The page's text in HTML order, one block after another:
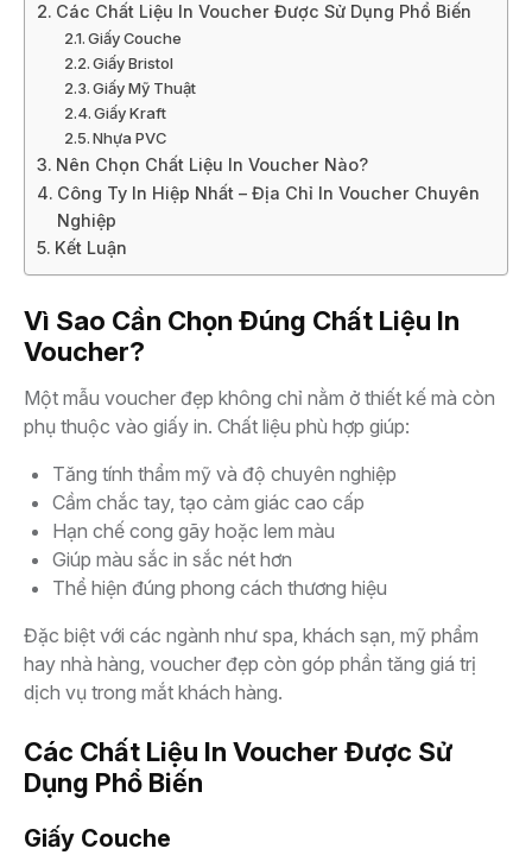
Các Chất Liệu In Voucher Được Sử Dụng Phổ Biến
Giấy Couche
Giấy Bristol
Giấy Mỹ Thuật
Giấy Kraft
Nhựa PVC
Nên Chọn Chất Liệu In Voucher Nào?
Công Ty In Hiệp Nhất – Địa Chỉ In Voucher Chuyên
Nghiệp
Kết Luận
Vì Sao Cần Chọn Đúng Chất Liệu In
Voucher?
Một mẫu voucher đẹp không chỉ nằm ở thiết kế mà còn
phụ thuộc vào giấy in. Chất liệu phù hợp giúp:
Tăng tính thẩm mỹ và độ chuyên nghiệp
Cầm chắc tay, tạo cảm giác cao cấp
Hạn chế cong gãy hoặc lem màu
Giúp màu sắc in sắc nét hơn
Thể hiện đúng phong cách thương hiệu
Đặc biệt với các ngành như spa, khách sạn, mỹ phẩm
hay nhà hàng, voucher đẹp còn góp phần tăng giá trị
dịch vụ trong mắt khách hàng.
Các Chất Liệu In Voucher Được Sử
Dụng Phổ Biến
Giấy Couche